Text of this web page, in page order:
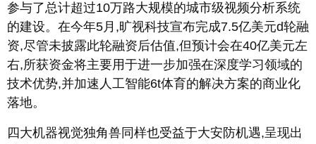
参与了总计超过10万路大规模的城市级视频分析系统
的建设。在今年5月,旷视科技宣布完成7.5亿美元d轮融
资,尽管未披露此轮融资后估值,但预计会在40亿美元左
右,所获资金将主要用于进一步加强在深度学习领域的
技术优势,并加速人工智能6t体育的解决方案的商业化
落地。
四大机器视觉独角兽同样也受益于大安防机遇,呈现出